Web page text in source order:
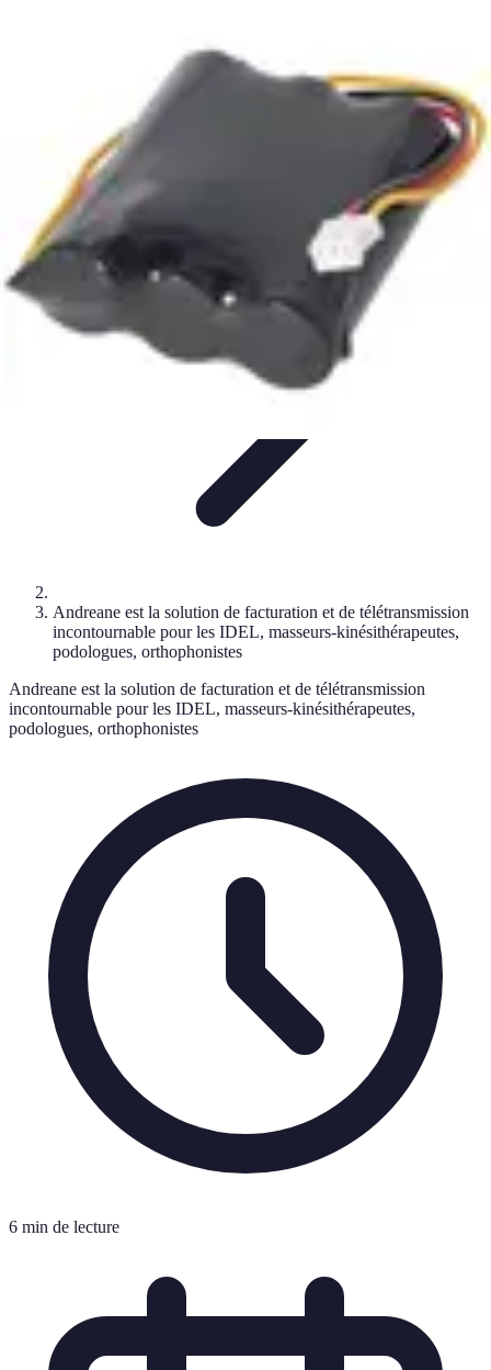
incontournable pour les IDEL, masseurs-kinésithérapeutes,
Facturation TélétransmissionTendances
Commerce Local
Andreane est la solution de facturation et de télétransmission
incontournable pour les IDEL, masseurs-kinésithérapeutes,
podologues, orthophonistes
Andreane est la solution de facturation et de télétransmission
incontournable pour les IDEL, masseurs-kinésithérapeutes,
podologues, orthophonistes
6 min de lecture